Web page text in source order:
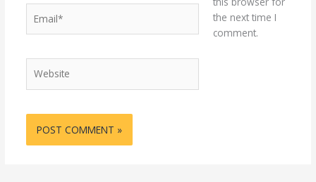
the next time I
comment.